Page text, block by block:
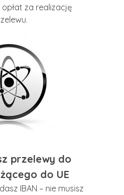
za realizację
przelewy do
do UE
IBAN – nie musisz